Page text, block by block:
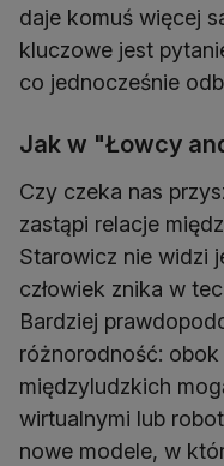
daje komuś więcej
kluczowe jest
co jednocześnie
Jak w "Łowcy
Czy czeka nas
zastąpi relacje
Starowicz nie widzi
człowiek znika w
Bardziej
różnorodność: obok
międzyludzkich
wirtualnymi lub
nowe modele, w